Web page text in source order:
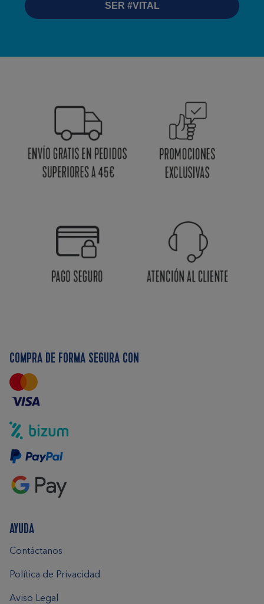
SER #VITAL
COMPRA DE FORMA SEGURA CON
AYUDA
Contáctanos
Política de Privacidad
Aviso Legal